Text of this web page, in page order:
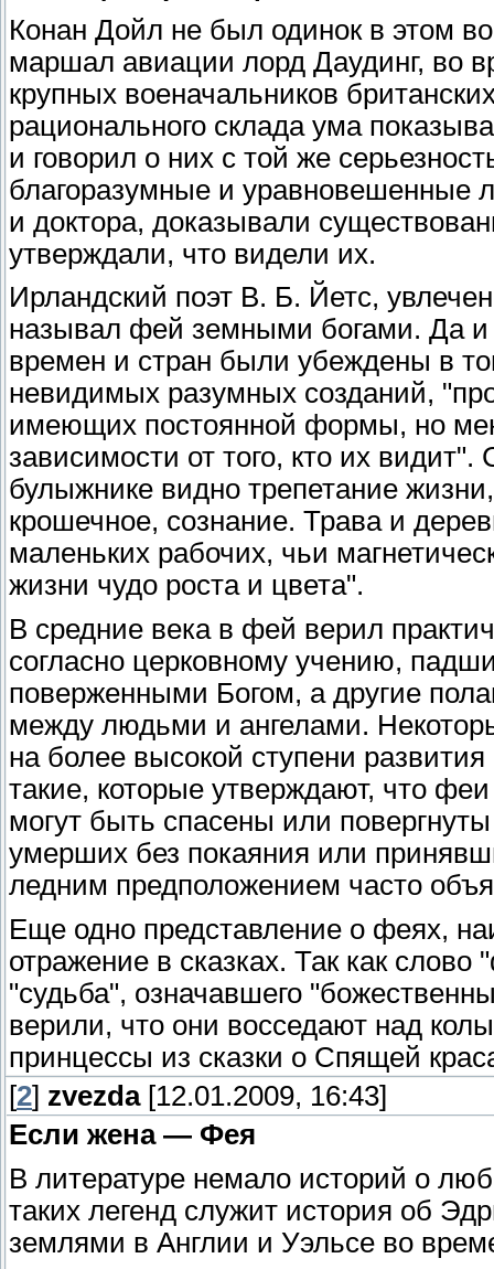
Конан Дойл не был одинок в этом
маршал авиации лорд Даудинг, во
крупных военачальников
рационального склада ума
и говорил о них с той же
благоразумные и уравновешенные
и доктора, доказывали
утверждали, что видели их.
Ирландский поэт В. Б. Йетс,
называл фей земными богами. Да и
времен и стран были убеждены в
невидимых разумных созданий,
имеющих постоянной формы, но
зависимости от того, кто их
булыжнике видно трепетание
крошечное, сознание. Трава и
маленьких рабочих, чьи
жизни чудо роста и цвета".
В средние века в фей верил
согласно церковному учению,
поверженными Богом, а другие
между людьми и ангелами.
на более высокой ступени
такие, которые утверждают, что
могут быть спасены или
умерших без покаяния или
ледним предположением часто
Еще одно представление о феях,
отражение в сказках. Так как
"судьба", означавшего
верили, что они восседают над
принцессы из сказки о Спящей
[2] zvezda[12.01.2009, 16:43]
Если жена — Фея
В литературе немало историй о
таких легенд служит история об
землями в Англии и Уэльсе во